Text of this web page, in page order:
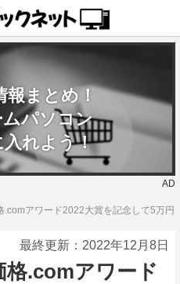
まとめ！
パソコン
入れよう！
AD
.comアワード2022大賞を記念して5万円
最終更新： 2022年12月8日
.comアワード